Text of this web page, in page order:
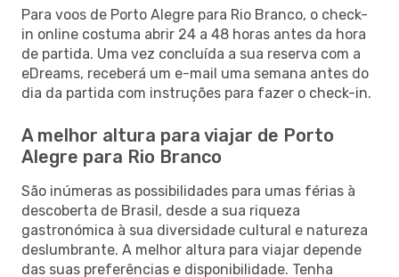
Para voos de Porto Alegre para Rio Branco, o check-
in online costuma abrir 24 a 48 horas antes da hora
de partida. Uma vez concluída a sua reserva com a
eDreams, receberá um e-mail uma semana antes do
dia da partida com instruções para fazer o check-in.
A melhor altura para viajar de Porto
Alegre para Rio Branco
São inúmeras as possibilidades para umas férias à
descoberta de Brasil, desde a sua riqueza
gastronómica à sua diversidade cultural e natureza
deslumbrante. A melhor altura para viajar depende
das suas preferências e disponibilidade. Tenha